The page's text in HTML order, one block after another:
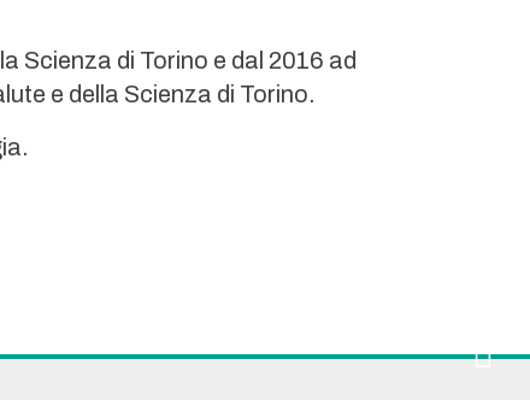
Scienza di Torino e dal 2016 ad
e della Scienza di Torino.